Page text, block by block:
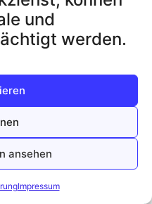
und
werden.
ansehen
Impressum
im Alltag oder auf
auf einfache Technik,